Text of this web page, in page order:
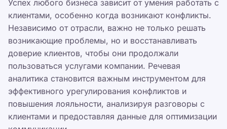
Успех любого бизнеса зависит от умения работать с
клиентами, особенно когда возникают конфликты.
Независимо от отрасли, важно не только решать
возникающие проблемы, но и восстанавливать
доверие клиентов, чтобы они продолжали
пользоваться услугами компании. Речевая
аналитика становится важным инструментом для
эффективного урегулирования конфликтов и
повышения лояльности, анализируя разговоры с
клиентами и предоставляя данные для оптимизации